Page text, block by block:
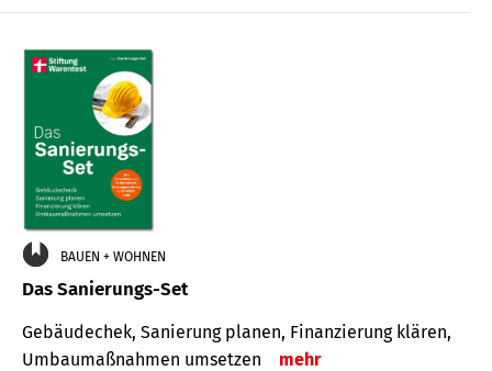
BAUEN + WOHNEN
Das Sanierungs-Set
Gebäudechek, Sanierung planen, Finanzierung klären,
Umbaumaßnahmen umsetzen
mehr